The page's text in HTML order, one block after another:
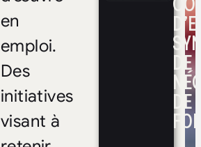
DE
DE
FOI
en
emploi.
Des
initiatives
visant à